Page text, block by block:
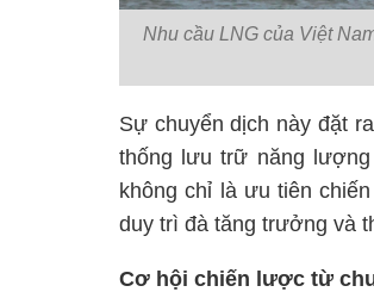
Nhu cầu LNG của Việt
Sự chuyển dịch này đặt
thống lưu trữ năng
không chỉ là ưu tiên
duy trì đà tăng trưởng và
Cơ hội chiến lược từ